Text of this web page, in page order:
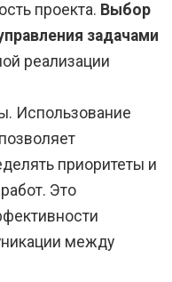
проекта. Выбор
задачами
реализации
Использование
приоритеты и
Это
между